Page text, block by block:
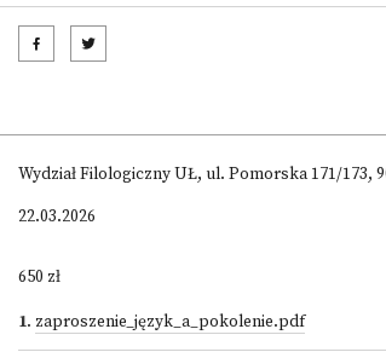
Wydział Filologiczny UŁ, ul. Pomorska 171/173,
22.03.2026
650 zł
1. zaproszenie_język_a_pokolenie.pdf